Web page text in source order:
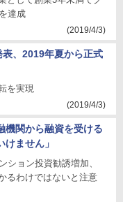
達成
(2019/4/3)
、2019年夏から正式
を実現
(2019/4/3)
機関から融資を受ける
ません」
ション投資勧誘増加、
るわけではないと注意